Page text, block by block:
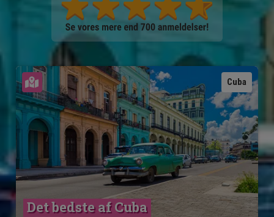
Cuba
Se kort
Det bedste af Cuba